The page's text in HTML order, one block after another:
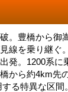
。豊橋から御
線を乗り継ぐ。
発。1200系に
から約4km先
る特異な区間